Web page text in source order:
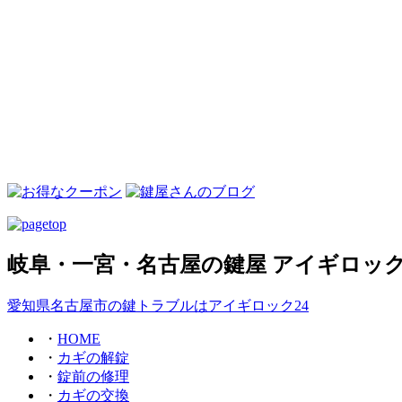
岐阜・一宮・名古屋の鍵屋 アイギロッ
愛知県名古屋市の鍵トラブルはアイギロック24
・ HOME
・ カギの解錠
・ 錠前の修理
・ カギの交換